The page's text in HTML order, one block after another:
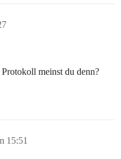
meinst du denn?
15:51